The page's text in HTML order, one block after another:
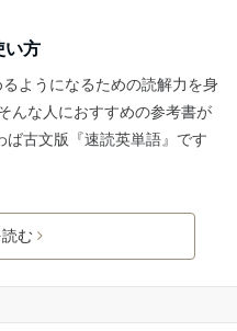
い方
ようになるための読解力を身
んな人におすすめの参考書が
ば古文版『速読英単語』です
む